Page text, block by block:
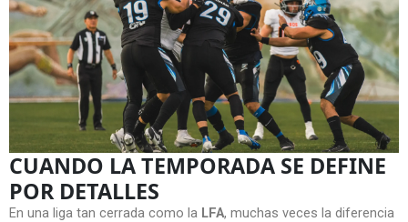
CUANDO LA TEMPORADA SE DEFINE
POR DETALLES
En una liga tan cerrada como la LFA, muchas veces la diferencia